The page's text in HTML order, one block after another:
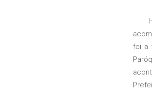
Há
foi a